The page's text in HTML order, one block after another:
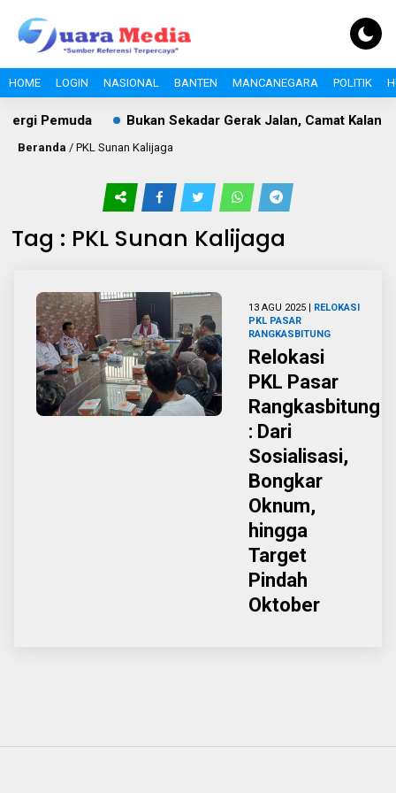
HOME LOGIN NASIONAL BANTEN MANCANEGARA POLITIK
Pemuda Bukan Sekadar Gerak Jalan, Camat
Beranda / PKL Sunan Kalijaga
Tag : PKL Sunan Kalijaga
13 AGU 2025 | RELOKASI
PKL PASAR
RANGKASBITUNG
Relokasi
PKL Pasar
Rangkasbitung
: Dari
Sosialisasi,
Bongkar
Oknum,
hingga
Target
Pindah
Oktober